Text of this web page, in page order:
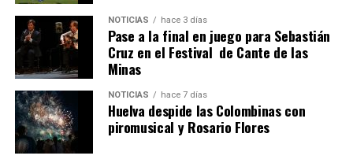
4º DÍA DE LAS FIESTAS COLOMBINAS 2026
hace 1 semana ·Huelvatv
NOTICIAS hace 3 días
Pase a la final en juego para Sebastián
Cruz en el Festival de Cante de las
Minas
NOTICIAS hace 7 días
Huelva despide las Colombinas con
piromusical y Rosario Flores